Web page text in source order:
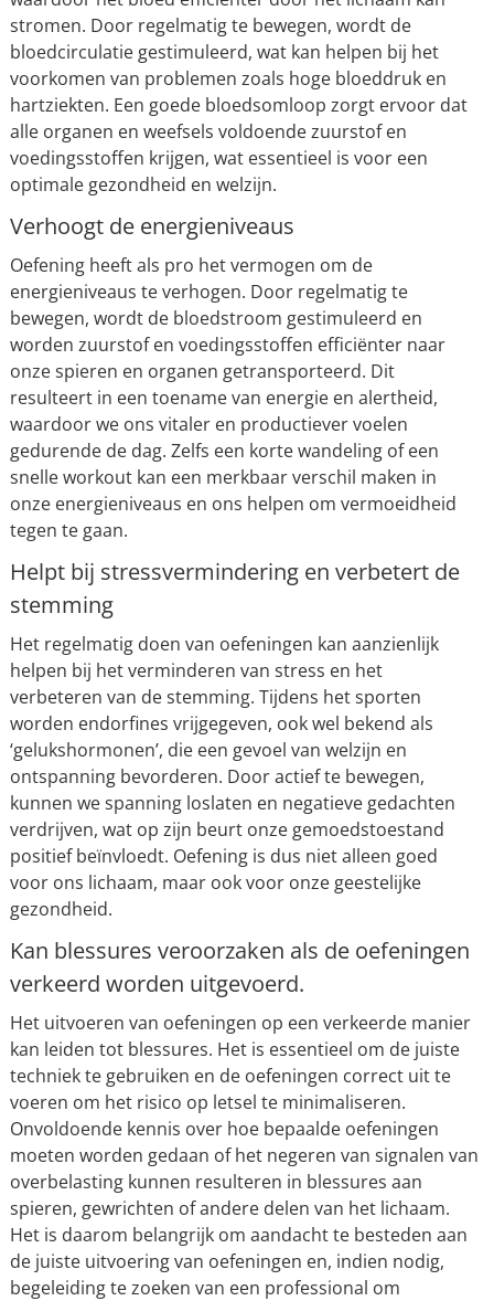
stromen. Door regelmatig te bewegen, wordt de
bloedcirculatie gestimuleerd, wat kan helpen bij het
voorkomen van problemen zoals hoge bloeddruk en
hartziekten. Een goede bloedsomloop zorgt ervoor dat
alle organen en weefsels voldoende zuurstof en
voedingsstoffen krijgen, wat essentieel is voor een
optimale gezondheid en welzijn.
Verhoogt de energieniveaus
Oefening heeft als pro het vermogen om de
energieniveaus te verhogen. Door regelmatig te
bewegen, wordt de bloedstroom gestimuleerd en
worden zuurstof en voedingsstoffen efficiënter naar
onze spieren en organen getransporteerd. Dit
resulteert in een toename van energie en alertheid,
waardoor we ons vitaler en productiever voelen
gedurende de dag. Zelfs een korte wandeling of een
snelle workout kan een merkbaar verschil maken in
onze energieniveaus en ons helpen om vermoeidheid
tegen te gaan.
Helpt bij stressvermindering en verbetert de
stemming
Het regelmatig doen van oefeningen kan aanzienlijk
helpen bij het verminderen van stress en het
verbeteren van de stemming. Tijdens het sporten
worden endorfines vrijgegeven, ook wel bekend als
‘gelukshormonen’, die een gevoel van welzijn en
ontspanning bevorderen. Door actief te bewegen,
kunnen we spanning loslaten en negatieve gedachten
verdrijven, wat op zijn beurt onze gemoedstoestand
positief beïnvloedt. Oefening is dus niet alleen goed
voor ons lichaam, maar ook voor onze geestelijke
gezondheid.
Kan blessures veroorzaken als de oefeningen
verkeerd worden uitgevoerd.
Het uitvoeren van oefeningen op een verkeerde manier
kan leiden tot blessures. Het is essentieel om de juiste
techniek te gebruiken en de oefeningen correct uit te
voeren om het risico op letsel te minimaliseren.
Onvoldoende kennis over hoe bepaalde oefeningen
moeten worden gedaan of het negeren van signalen van
overbelasting kunnen resulteren in blessures aan
spieren, gewrichten of andere delen van het lichaam.
Het is daarom belangrijk om aandacht te besteden aan
de juiste uitvoering van oefeningen en, indien nodig,
begeleiding te zoeken van een professional om